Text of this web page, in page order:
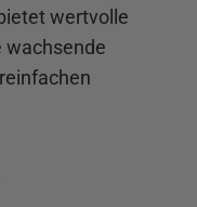
wertvolle
wachsende